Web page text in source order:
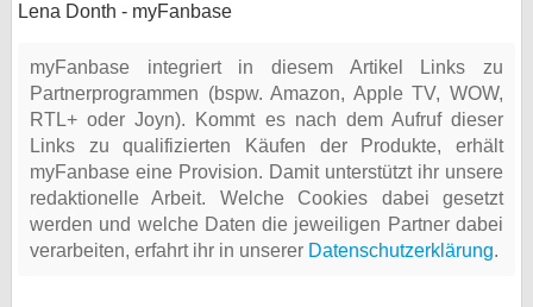
Lena Donth - myFanbase
myFanbase integriert in diesem Artikel Links zu
Partnerprogrammen (bspw. Amazon, Apple TV, WOW,
RTL+ oder Joyn). Kommt es nach dem Aufruf dieser
Links zu qualifizierten Käufen der Produkte, erhält
myFanbase eine Provision. Damit unterstützt ihr unsere
redaktionelle Arbeit. Welche Cookies dabei gesetzt
werden und welche Daten die jeweiligen Partner dabei
verarbeiten, erfahrt ihr in unserer Datenschutzerklärung.